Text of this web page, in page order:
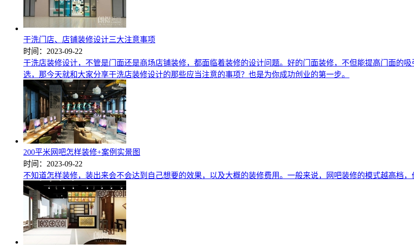
干洗门店、店铺装修设计三大注意事项
时间：2023-09-22
干洗店装修设计，不管是门面还是商场店铺装修，都面临着装修的设计问题。好的门面装修，不但能提高门面的
选，那今天就和大家分享干洗店装修设计的那些应当注意的事项？也是为你成功创业的第一步。
200平米网吧怎样装修+案例实景图
时间：2023-09-22
不知道怎样装修，装出来会不会达到自己想要的效果，以及大概的装修费用。一般来说，网吧装修的模式越高档